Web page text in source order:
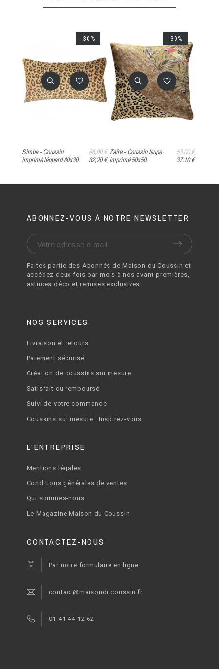
Simba - Coussin
imprimé léopard 60x30
46,00 €
32,20 €
-30%
Zaïre - Coussin taupe
imprimé 50x50
53,00 €
37,10 €
-30%
ABONNEZ-VOUS À NOTRE NEWSLETTER
Faites partie des Abonnés de Maison du Coussin et
accédez deux fois par mois à nos avant-premières,
astuces déco et remises exclusives.
NOS SERVICES
Livraison et retours
Paiement sécurisé
Création de coussins sur mesure
Satisfait ou remboursé
Suivi de votre commande
Coussins sur mesure : Inspirez-vous
L'ENTREPRISE
Mentions légales
Conditions générales de ventes
Qui sommes-nous
Le Magazine Maison du Coussin
CONTACTEZ-NOUS
Par notre formulaire en ligne
contact@maisonducoussin.fr
01 41 44 12 62